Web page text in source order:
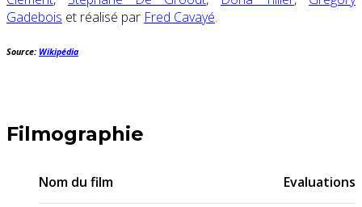
Gadebois et réalisé par Fred Cavayé.
Source: Wikipédia
Filmographie
Nom du film Evaluations